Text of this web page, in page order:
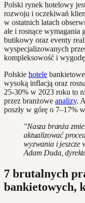
Polski rynek hotelowy
rozwoju i oczekiwań
w ostatnich latach
ale i rosnące wymagania
butikowy oraz eventy
wyspecjalizowanych
kompleksowość i
Polskie hotele
wysoką inflacją oraz
25-30% w 2023 roku to
przez branżowe analizy.
poszły w górę o 7–17%
"Nasza branża
aktualizować
wyzwania i jeszcze
Adam Duda,
7 brutalnych
bankietowych,